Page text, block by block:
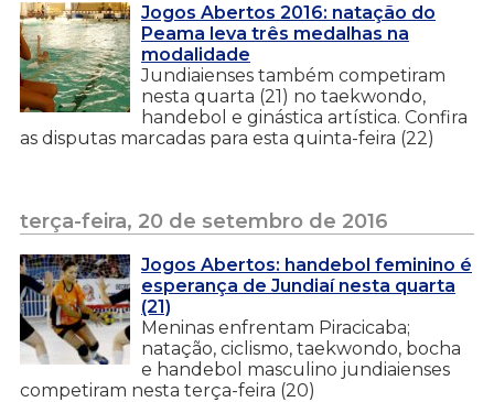
Jogos Abertos 2016: natação do
Peama leva três medalhas na
modalidade
Jundiaienses também competiram
nesta quarta (21) no taekwondo,
handebol e ginástica artística. Confira
as disputas marcadas para esta quinta-feira (22)
terça-feira, 20 de setembro de 2016
Jogos Abertos: handebol feminino é
esperança de Jundiaí nesta quarta
(21)
Meninas enfrentam Piracicaba;
natação, ciclismo, taekwondo, bocha
e handebol masculino jundiaienses
competiram nesta terça-feira (20)